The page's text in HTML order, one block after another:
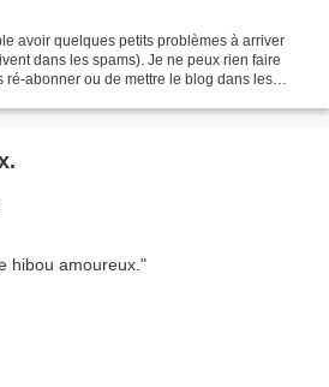
avoir quelques petits problèmes à arriver
dans les spams). Je ne peux rien faire
abonner ou de mettre le blog dans les